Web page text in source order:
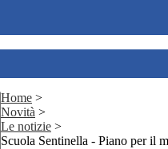
Home >
Novità >
Le notizie >
Scuola Sentinella - Piano per il